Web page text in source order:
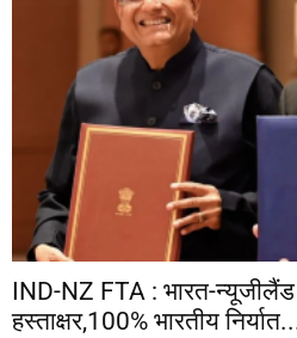
IND-NZ FTA : भारत-
हस्ताक्षर,100% भारतीय